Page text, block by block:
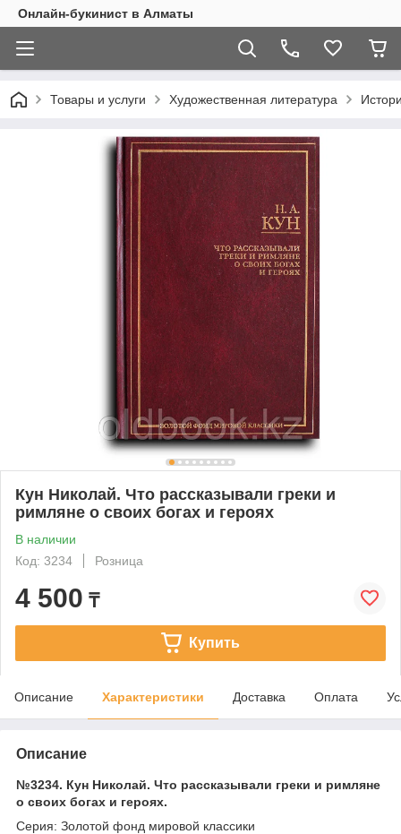
Онлайн-букинист в Алматы
Товары и услуги Художественная литература
Кун Николай. Что рассказывали греки и
римляне о своих богах и героях
В наличии
Код: 3234
Розница
4 500 ₸
Купить
Описание Характеристики Доставка Оплата
Описание
№3234. Кун Николай. Что рассказывали греки и римляне
о своих богах и героях.
Серия: Золотой фонд мировой классики